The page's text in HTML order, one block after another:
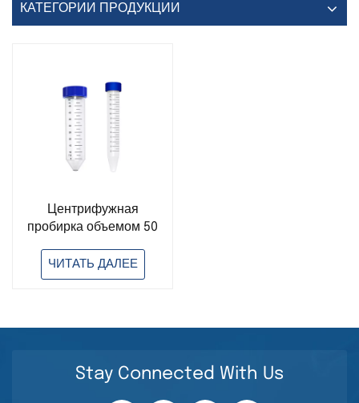
КАТЕГОРИИ ПРОДУКЦИИ
Центрифужная
пробирка объемом 50
одноразовые
лабораторные
ЧИТАТЬ ДАЛЕЕ
Stay Connected With Us